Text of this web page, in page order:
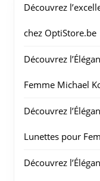
Découvrez
chez OptiStore.be
Découvrez
Femme Michael
Découvrez
Lunettes pour
Découvrez